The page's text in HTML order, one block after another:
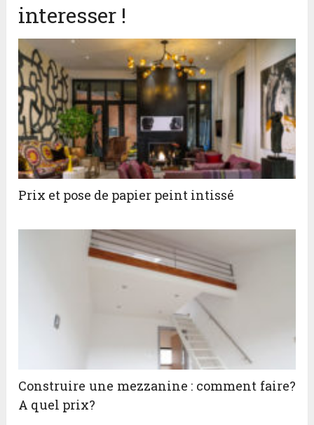
interesser !
Prix et pose de papier peint intissé
Construire une mezzanine : comment faire?
A quel prix?